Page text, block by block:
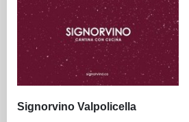
Signorvino Valpolicella